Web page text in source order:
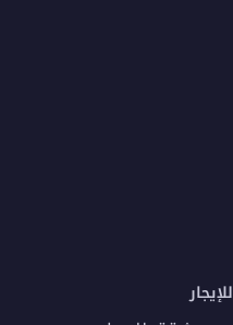
للإيجار